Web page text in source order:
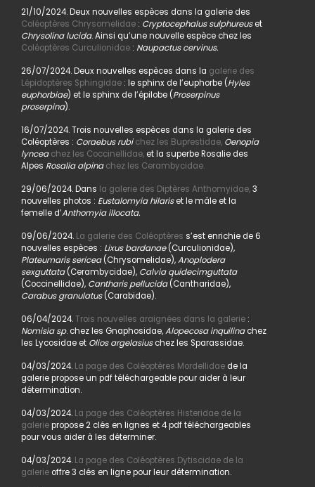
21/10/2024. Deux nouvelles espèces dans la galerie des
Coléoptères Chrysomelidae: Cryptocephalus sulphureuset
Chrysolina lucida. Ainsi qu’une nouvelle espèce chez les
Coléoptères Curculionidae : Naupactus cervinus.
26/07/2024. Deux nouvelles espèces dans la galerie des
Lépidoptères Sphingidae: le sphinx de l’euphorbe (Hyles
euphorbiae) et le sphinx de l’épilobe (Proserpinus
proserpina).
16/07/2024. Trois nouvelles espèces dans la galerie des
Coléoptères : Coraebus rubi chez les Buprestidae, Oenopia
lyncea chez les Coccinellidae,et la superbe Rosalie des
Alpes Rosalia alpina chez les Cerambycidae.
29/06/2024. Dans la galerie des Diptères Anthomyidae,3
nouvelles photos : Eustalomyia hilariset le mâle et la
femelle d’Anthomyia illocata.
09/06/2024.La galerie des Coléoptères s’est enrichie de 6
nouvelles espèces : Lixus bardanae(Curculionidae),
Plateumaris sericea(Chrysomelidae),Anoplodera
sexguttata(Cerambycidae), Calvia quidecimguttata
(Coccinellidae), Cantharis pellucida(Cantharidae),
Carabus granulatus(Carabidae).
06/04/2024.Trois nouvelles araignées dans la galerie:
Nomisia sp. chez les Gnaphosidae,Alopecosa inquilinachez
les Lycosidae et Olios argelasiuschez les Sparassidae.
04/03/2024. La page des Coléoptères Mordellidaede la
galerie propose un pdf téléchargeable pour aider à leur
détermination.
04/03/2024. La page des Coléoptères Histeridae de la
galeriepropose 2 clés en lignes et 4 pdf téléchargeables
pour vous aider à les déterminer.
04/03/2024. La page des Coléoptères Dytiscidae de la
galerieoffre 3 clés en ligne pour leur détermination.